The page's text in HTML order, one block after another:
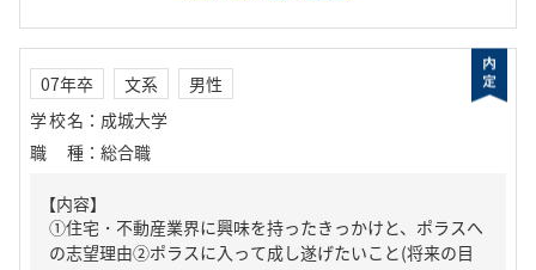
07年卒 文系
男性
学校名 ： 成城大学
職種 ： 総合職
【内容】
①住宅・不動産業界に興味を持ったきっかけと、ポラスへ
の志望理由②ポラスに入って成し遂げたいこと(将来の目